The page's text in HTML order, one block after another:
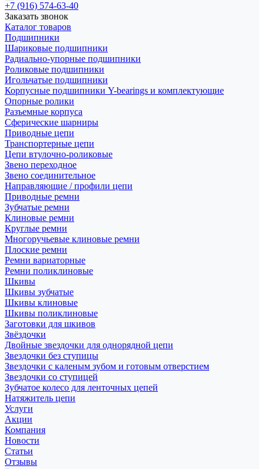
+7 (916) 574-63-40
Заказать звонок
Каталог товаров
Подшипники
Шариковые подшипники
Радиально-упорные подшипники
Роликовые подшипники
Игольчатые подшипники
Корпусные подшипники Y-bearings и комплектующие
Опорные ролики
Разъемные корпуса
Сферические шарниры
Приводные цепи
Транспортерные цепи
Цепи втулочно-роликовые
Звено переходное
Звено соединительное
Направляющие / профили цепи
Приводные ремни
Зубчатые ремни
Клиновые ремни
Круглые ремни
Многоручьевые клиновые ремни
Плоские ремни
Ремни вариаторные
Ремни поликлиновые
Шкивы
Шкивы зубчатые
Шкивы клиновые
Шкивы поликлиновые
Заготовки для шкивов
Звёздочки
Двойные звездочки для однорядной цепи
Звездочки без ступицы
Звездочки с каленым зубом и готовым отверстием
Звездочки со ступицей
Зубчатое колесо для ленточных цепей
Натяжитель цепи
Услуги
Акции
Компания
Новости
Статьи
Отзывы